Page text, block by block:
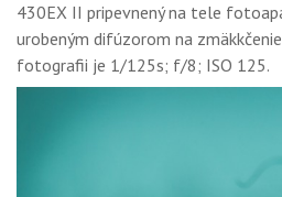
430EX II pripevnený na tele
urobeným difúzorom na
fotografii je 1/125s; f/8; ISO 125.